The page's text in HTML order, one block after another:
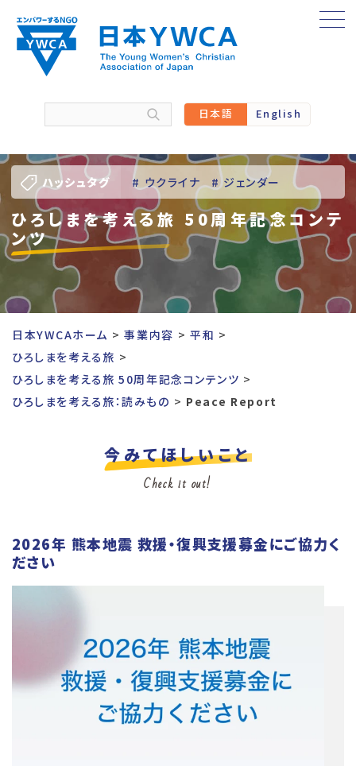
content
日本語 English
ハッシュタグ # ウクライナ # ジェンダー
# バーチャル訪問 # パレスチナ
# 人権 # 国際協力
# 平和
# 東日本大震災被災者支援
ひろしまを考える旅 50周年記念コンテ
ンツ
日本YWCAホーム 事業内容
平和
ひろしまを考える旅
ひろしまを考える旅 50周年記念コンテンツ
ひろしまを考える旅：読みもの
Peace Report
今みてほしいこと
Check it out!
2026年 熊本地震 救援・復興支援募金にご協力く
ださい